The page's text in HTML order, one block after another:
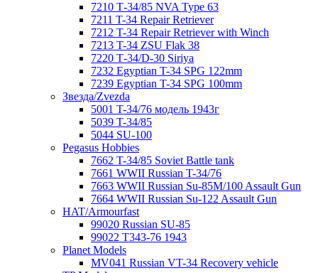
7210 Т-34/85 NVA Type 63
7211 T-34 Repair Retriever
7212 T-34 Repair Retriever with Winch
7213 T-34 ZSU Flak 38
7220 Т-34/D-30 Siriya
7232 Egyptian T-34 SPG 122mm
7239 Egyptian T-34 SPG 100mm
Звезда/Zvezda
5001 T-34/76 модель 1943г
5039 T-34/85
5044 SU-100
Pegasus Hobbies
7662 T-34/85 Soviet Battle tank
7661 WWII Russian T-34/76
7663 WWII Russian Su-85M/100 Assault Gun
7664 WWII Russian Su-122 Assault Gun
HAT/Armourfast
99020 Russian SU-85
99022 T343-76 1943
Planet Models
MV041 Russian VT-34 Recovery vehicle